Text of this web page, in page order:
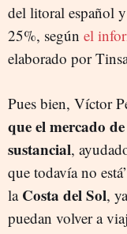
del litoral español
25%, según el
elaborado por
Pues bien, Víctor
que el mercado
sustancial,
que todavía no
laCosta del Sol,
puedan volver a